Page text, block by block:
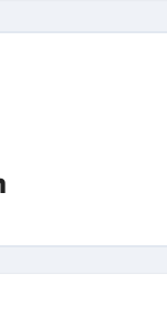
の考え方・失敗
まで、硬い爪／
ト済みの選び方
化”
のすべて ―